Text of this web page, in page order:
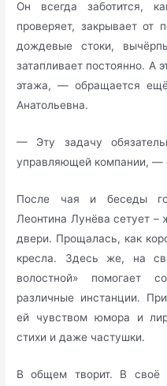
Он всегда заботится,
проверяет, закрывает от
дождевые стоки,
затапливает постоянно. А
этажа, — обращается
Анатольевна.
— Эту задачу
управляющей компании, —
После чая и беседы
Леонтина Лунёва сетует
двери. Прощалась, как
кресла. Здесь же, на
волостной» помогает
различные инстанции.
ей чувством юмора и
стихи и даже частушки.
В общем творит. В своё